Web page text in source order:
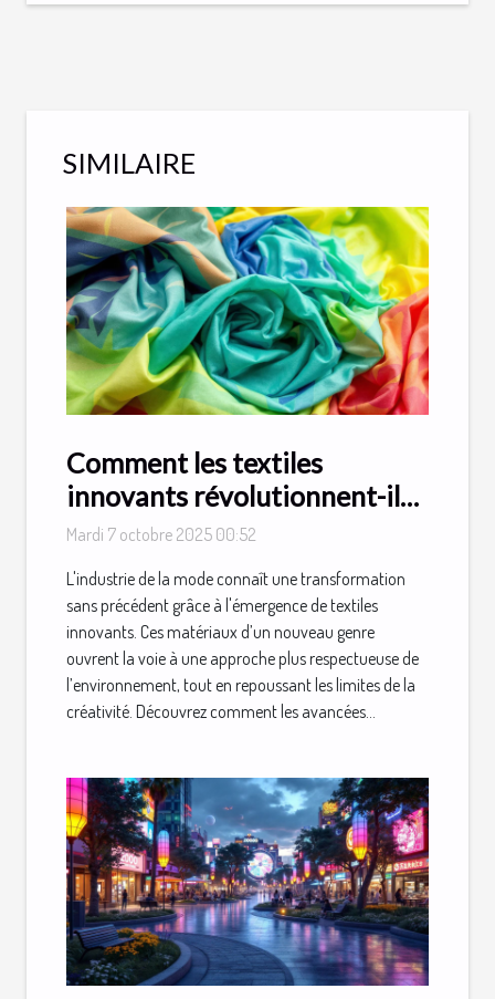
SIMILAIRE
Comment les textiles
innovants révolutionnent-ils
la mode durable ?
Mardi 7 octobre 2025 00:52
L'industrie de la mode connaît une transformation
sans précédent grâce à l'émergence de textiles
innovants. Ces matériaux d’un nouveau genre
ouvrent la voie à une approche plus respectueuse de
l’environnement, tout en repoussant les limites de la
créativité. Découvrez comment les avancées...